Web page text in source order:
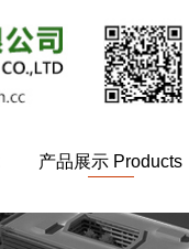
产品展示 Products